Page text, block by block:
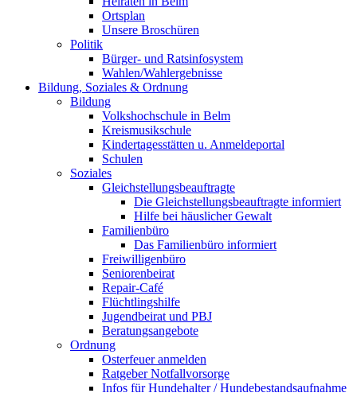
Ortsplan
Unsere Broschüren
Politik
Bürger- und Ratsinfosystem
Wahlen/Wahlergebnisse
Bildung, Soziales & Ordnung
Bildung
Volkshochschule in Belm
Kreismusikschule
Kindertagesstätten u. Anmeldeportal
Schulen
Soziales
Gleichstellungsbeauftragte
Die Gleichstellungsbeauftragte informiert
Hilfe bei häuslicher Gewalt
Familienbüro
Das Familienbüro informiert
Freiwilligenbüro
Seniorenbeirat
Repair-Café
Flüchtlingshilfe
Jugendbeirat und PBJ
Beratungsangebote
Ordnung
Osterfeuer anmelden
Ratgeber Notfallvorsorge
Infos für Hundehalter / Hundebestandsaufnahme